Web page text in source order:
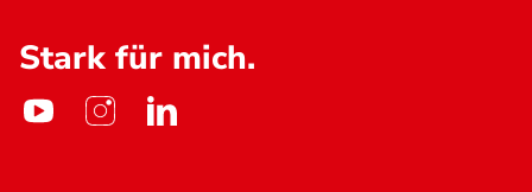
Stark für mich.